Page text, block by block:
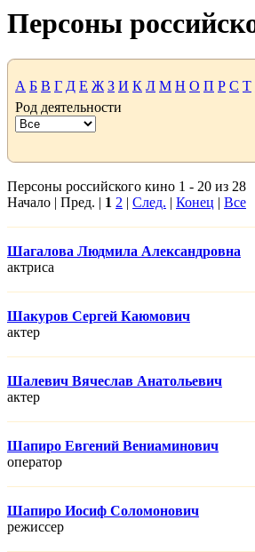
Персоны
А Б В Г Д Е Ж З И К Л М Н О П Р С Т
Род деятельности
Персоны российского кино 1 - 20 из 28
Начало | Пред. | 1 2 | След. | Конец | Все
Шагалова Людмила Александровна
актриса
Шакуров Сергей Каюмович
актер
Шалевич Вячеслав Анатольевич
актер
Шапиро Евгений Вениаминович
оператор
Шапиро Иосиф Соломонович
режисcер